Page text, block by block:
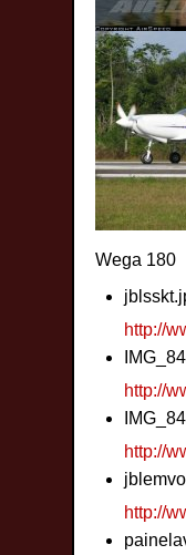
Wega 180
http://
http://
http://
http://